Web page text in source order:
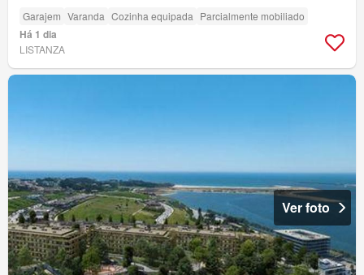
Garajem Varanda Cozinha equipada Parcialmente mobiliado
Há 1 dia
LISTANZA
Ver foto